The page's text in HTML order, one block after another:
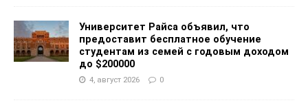
Университет Райса объявил, что
предоставит бесплатное обучение
студентам из семей с годовым доходом
до $200000
4, август 2026 0